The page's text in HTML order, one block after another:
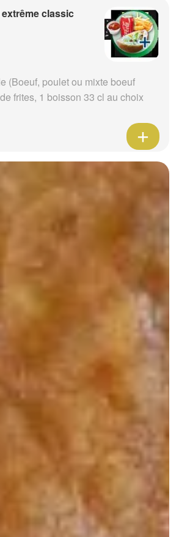
classic
(Boeuf, poulet ou mixte boeuf
frites, 1 boisson 33 cl au choix